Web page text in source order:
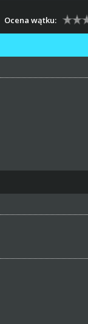
Ocena wątku: